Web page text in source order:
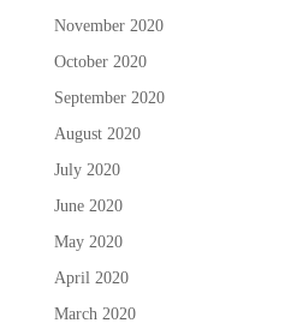
November 2020
October 2020
September 2020
August 2020
July 2020
June 2020
May 2020
April 2020
March 2020